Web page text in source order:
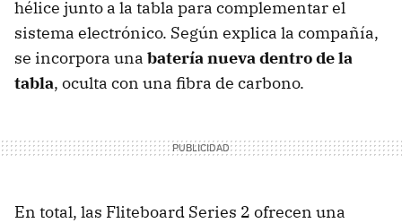
hélice junto a la tabla para complementar el
sistema electrónico. Según explica la compañía,
se incorpora una batería nueva dentro de la
tabla, oculta con una fibra de carbono.
En total, las Fliteboard Series 2 ofrecen una